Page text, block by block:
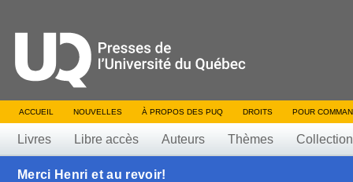
ACCUEIL NOUVELLES À PROPOS DES PUQ DROITS POUR
Livres Libre accès Auteurs Thèmes
Merci Henri et au revoir!